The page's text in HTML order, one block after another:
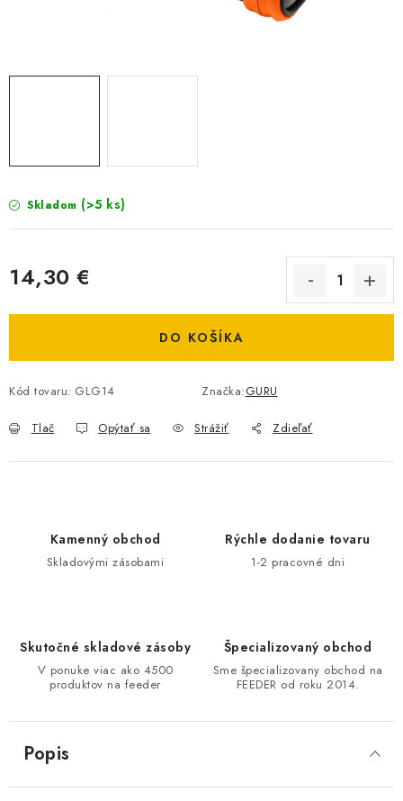
OBCHODNÉ PODMIENKY
MOJA OBJEDNÁVKA
VRATKY - ODSTÚPENIE OD ZMLUVY - REKLAMACIU
DOPRAVA
ZNAČKY
Skladom (>5 ks)
14,30 €
DO KOŠÍKA
Kód tovaru: GLG14 Značka:GURU
Tlač Opýtať sa Strážiť Zdieľať
Kamenný obchod
Skladovými zásobami
Rýchle dodanie tovaru
1-2 pracovné dni
Skutočné skladové zásoby
V ponuke viac ako 4500
produktov na feeder
Špecializovaný obchod
Sme špecializovany obchod na
FEEDER od roku 2014.
Popis